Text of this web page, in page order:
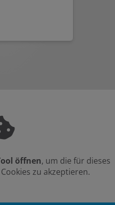
öffnen, um die für dieses
zu akzeptieren.